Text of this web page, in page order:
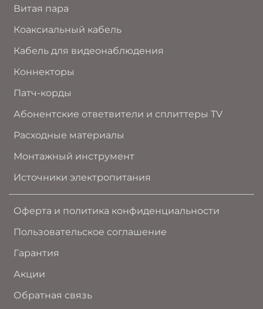
Витая пара
Коаксиальный кабель
Кабель для видеонаблюдения
Коннекторы
Патч-корды
Абонентские ответвители и сплиттеры TV
Расходные материалы
Монтажный инструмент
Источники электропитания
Оферта и политика конфиденциальности
Пользовательское соглашение
Гарантия
Акции
Обратная связь